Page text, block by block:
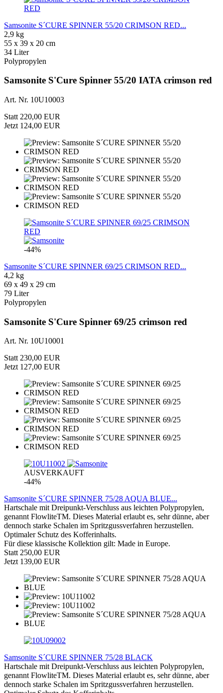
Samsonite S´CURE SPINNER 55/20 CRIMSON RED...
2,9 kg
55 x 39 x 20 cm
34 Liter
Polypropylen
Samsonite S'Cure Spinner 55/20 IATA crimson red
Art. Nr. 10U10003
Statt 220,00 EUR
Jetzt 124,00 EUR
-44%
Samsonite S´CURE SPINNER 69/25 CRIMSON RED...
4,2 kg
69 x 49 x 29 cm
79 Liter
Polypropylen
Samsonite S'Cure Spinner 69/25 crimson red
Art. Nr. 10U10001
Statt 230,00 EUR
Jetzt 127,00 EUR
AUSVERKAUFT
-44%
Samsonite S´CURE SPINNER 75/28 AQUA BLUE...
Hartschale mit Dreipunkt-Verschluss aus leichten Polypropylen,
genannt FlowliteTM. Dieses Material erlaubt es, sehr dünne, aber
dennoch starke Schalen im Spritzgussverfahren herzustellen.
Optimaler Schutz des Kofferinhalts.
Für diese klassische Kollektion gilt: Made in Europe.
Statt 250,00 EUR
Jetzt 139,00 EUR
Samsonite S´CURE SPINNER 75/28 BLACK
Hartschale mit Dreipunkt-Verschluss aus leichten Polypropylen,
genannt FlowliteTM. Dieses Material erlaubt es, sehr dünne, aber
dennoch starke Schalen im Spritzgussverfahren herzustellen.